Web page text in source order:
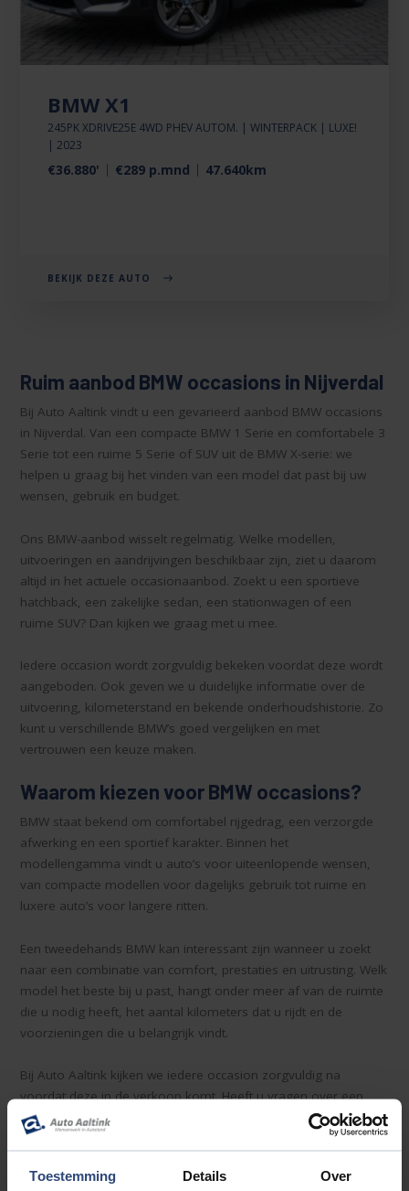
Toestemming Details Over
BMW X1
245PK XDRIVE25E 4WD PHEV AUTOM. | WINTERPACK | LUXE!
| 2023
€36.880' €289 p.mnd 47.640km
BEKIJK DEZE AUTO
Ruim aanbod BMW occasions in Nijverdal
Bij Auto Aaltink vindt u een gevarieerd aanbod BMW occasions
in Nijverdal. Van een compacte BMW 1 Serie en comfortabele 3
Serie tot een ruime 5 Serie of SUV uit de BMW X-serie: we
helpen u graag bij het vinden van een model dat past bij uw
wensen, gebruik en budget.
Ons BMW-aanbod wisselt regelmatig. Welke modellen,
uitvoeringen en aandrijvingen beschikbaar zijn, ziet u daarom
altijd in het actuele occasionaanbod. Zoekt u een sportieve
hatchback, een zakelijke sedan, een stationwagen of een
ruime SUV? Dan kijken we graag met u mee.
Iedere occasion wordt zorgvuldig bekeken voordat deze wordt
aangeboden. Ook geven we u duidelijke informatie over de
uitvoering, kilometerstand en bekende onderhoudshistorie. Zo
kunt u verschillende BMW’s goed vergelijken en met
vertrouwen een keuze maken.
Waarom kiezen voor BMW occasions?
BMW staat bekend om comfortabel rijgedrag, een verzorgde
afwerking en een sportief karakter. Binnen het
modellengamma vindt u auto’s voor uiteenlopende wensen,
van compacte modellen voor dagelijks gebruik tot ruime en
luxere auto’s voor langere ritten.
Een tweedehands BMW kan interessant zijn wanneer u zoekt
naar een combinatie van comfort, prestaties en uitrusting. Welk
model het beste bij u past, hangt onder meer af van de ruimte
die u nodig heeft, het aantal kilometers dat u rijdt en de
voorzieningen die u belangrijk vindt.
Bij Auto Aaltink kijken we iedere occasion zorgvuldig na
voordat deze in de verkoop komt. Heeft u vragen over een
specifieke BMW, de uitvoering of de bekende
onderhoudshistorie? Dan nemen we de beschikbare informatie